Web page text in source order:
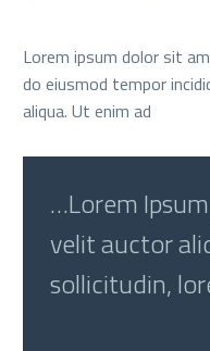
Lorem ipsum dolor sit
do eiusmod tempor
aliqua. Ut enim ad
…Lorem
velit auctor
sollicitudin,